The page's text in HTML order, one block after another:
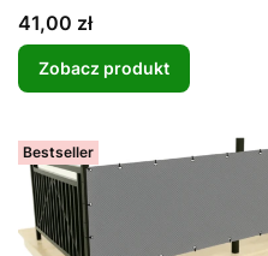
Cena
41,00 zł
Zobacz produkt
Bestseller